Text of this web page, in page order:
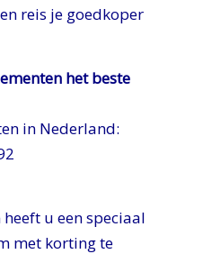
reis je goedkoper
het beste
in Nederland:
u een speciaal
met korting te